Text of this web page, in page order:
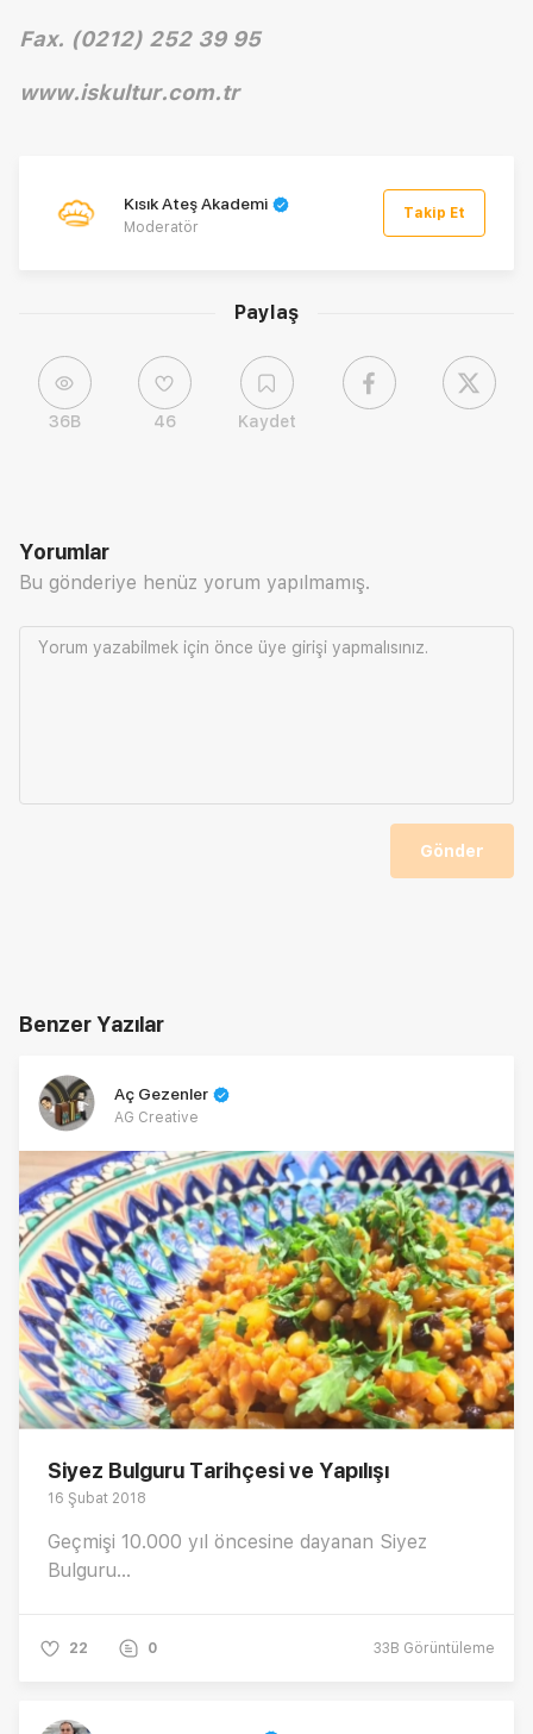
Paylaş
36B 46 Kaydet
Fax. (0212) 252 39 95
www.iskultur.com.tr
Kısık Ateş Akademi
Moderatör
Takip Et
Yorumlar
Bu gönderiye henüz yorum yapılmamış.
Yorum yazabilmek için önce üye girişi yapmalısınız.
Gönder
Benzer Yazılar
Aç Gezenler
AG Creative
Siyez Bulguru Tarihçesi ve Yapılışı
16 Şubat 2018
Geçmişi 10.000 yıl öncesine dayanan Siyez
Bulguru...
22 0 33B Görüntüleme